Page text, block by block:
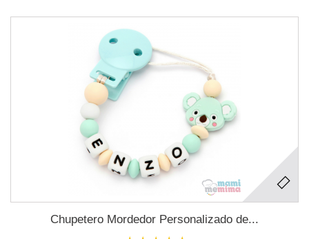
Chupetero Mordedor Personalizado de...